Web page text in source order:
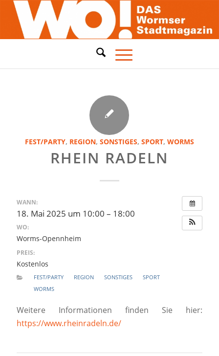
FEST/PARTY, REGION, SONSTIGES, SPORT, WORMS
RHEIN RADELN
WANN:
18. Mai 2025 um 10:00 – 18:00
WO:
Worms-Opennheim
PREIS:
Kostenlos
FEST/PARTY REGION SONSTIGES
SPORT
WORMS
Weitere Informationen finden Sie hier:
https://www.rheinradeln.de/